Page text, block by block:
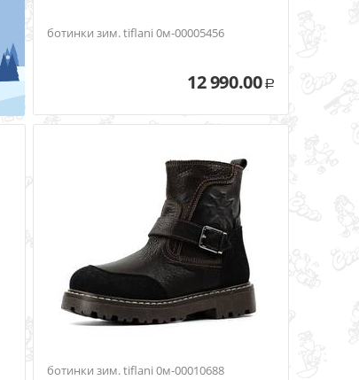
ботинки зим. tiflani 0м-00005456
12 990.00 Р
ботинки зим. tiflani 0м-00010688